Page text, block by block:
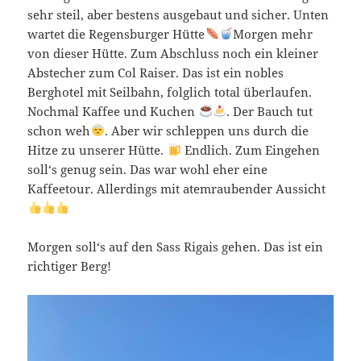
sehr steil, aber bestens ausgebaut und sicher. Unten
wartet die Regensburger Hütte
Morgen mehr
von dieser Hütte. Zum Abschluss noch ein kleiner
Abstecher zum Col Raiser. Das ist ein nobles
Berghotel mit Seilbahn, folglich total überlaufen.
Nochmal Kaffee und Kuchen
. Der Bauch tut
schon weh
. Aber wir schleppen uns durch die
Hitze zu unserer Hütte.
Endlich. Zum Eingehen
soll‘s genug sein. Das war wohl eher eine
Kaffeetour. Allerdings mit atemraubender Aussicht
Morgen soll‘s auf den Sass Rigais gehen. Das ist ein
richtiger Berg!